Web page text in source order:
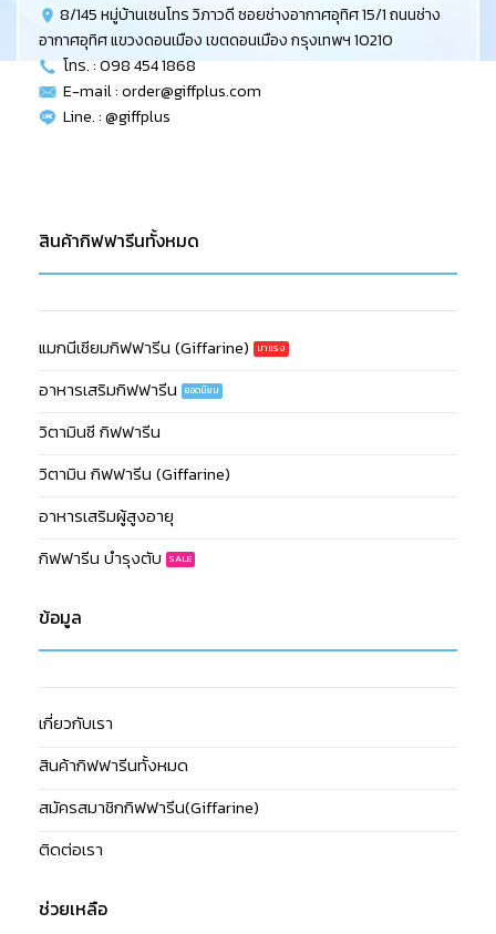
8/145 หมู่บ้านเซนโทร วิภาวดี ซอยช่างอากาศอุทิศ 15/1 ถนนช่าง
อากาศอุทิศ แขวงดอนเมือง เขตดอนเมือง กรุงเทพฯ 10210
โทร. : 098 454 1868
E-mail :order@giffplus.com
Line. : @giffplus
สินค้ากิฟฟารีนทั้งหมด
แมกนีเซียมกิฟฟารีน (Giffarine)
อาหารเสริมกิฟฟารีน
วิตามินซี กิฟฟารีน
วิตามิน กิฟฟารีน (Giffarine)
อาหารเสริมผู้สูงอายุ
กิฟฟารีน บำรุงตับ
ข้อมูล
เกี่ยวกับเรา
สินค้ากิฟฟารีนทั้งหมด
สมัครสมาชิกกิฟฟารีน(Giffarine)
ติดต่อเรา
ช่วยเหลือ